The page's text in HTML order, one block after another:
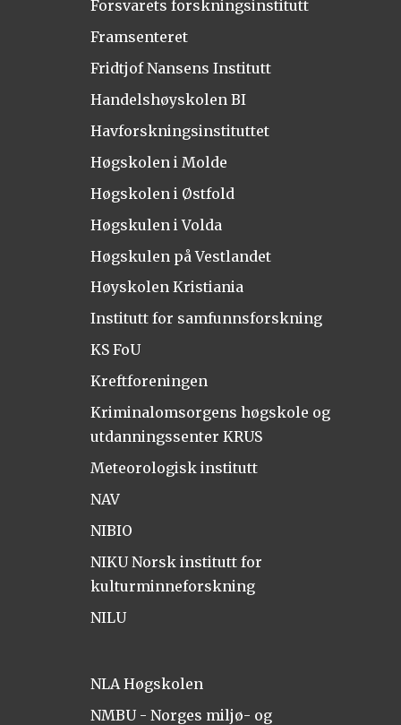
Forsvarets forskningsinstitutt
Framsenteret
Fridtjof Nansens Institutt
Handelshøyskolen BI
Havforskningsinstituttet
Høgskolen i Molde
Høgskolen i Østfold
Høgskulen i Volda
Høgskulen på Vestlandet
Høyskolen Kristiania
Institutt for samfunnsforskning
KS FoU
Kreftforeningen
Kriminalomsorgens høgskole og
utdanningssenter KRUS
Meteorologisk institutt
NAV
NIBIO
NIKU Norsk institutt for
kulturminneforskning
NILU
NLA Høgskolen
NMBU - Norges miljø- og